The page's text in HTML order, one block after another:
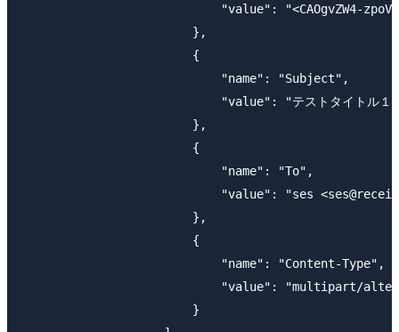
"value": "<CAOgvZW4-
                        },
                        {
                            "name": "Subject",
                            "value": "テストタイトル１"
                        },
                        {
                            "name": "To",
"value": "ses
                        },
                        {
                            "name": "Content-Type",
"value": "multipart/
                        }